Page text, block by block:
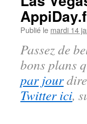
Publié le mardi 14
Passez de
bons plans
par jour
Twitter ici,